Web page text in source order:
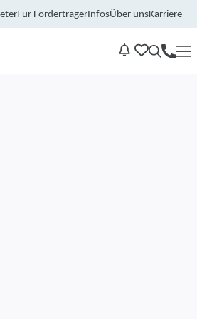
Für FörderträgerInfosÜber unsKarriere
Kontakt